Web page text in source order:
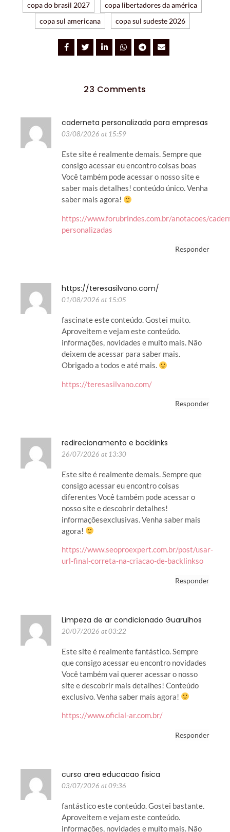
copa do brasil 2027
copa libertadores da américa
copa sul americana
copa sul sudeste 2026
23 Comments
caderneta personalizada para empresas
03/08/2026 at 15:59
Este site é realmente demais. Sempre que
consigo acessar eu encontro coisas boas
Você também pode acessar o nosso site e
saber mais detalhes! conteúdo único. Venha
saber mais agora!
https://www.forubrindes.com.br/anotacoes/
personalizadas
Responder
https://teresasilvano.com/
01/08/2026 at 15:05
fascinate este conteúdo. Gostei muito.
Aproveitem e vejam este conteúdo.
informações, novidades e muito mais. Não
deixem de acessar para saber mais.
Obrigado a todos e até mais.
https://teresasilvano.com/
Responder
redirecionamento e backlinks
26/07/2026 at 13:30
Este site é realmente demais. Sempre que
consigo acessar eu encontro coisas
diferentes Você também pode acessar o
nosso site e descobrir detalhes!
informaçõesexclusivas. Venha saber mais
agora!
https://www.seoproexpert.com.br/post/usar-
url-final-correta-na-criacao-de-backlinkso
Responder
Limpeza de ar condicionado Guarulhos
20/07/2026 at 03:22
Este site é realmente fantástico. Sempre
que consigo acessar eu encontro novidades
Você também vai querer acessar o nosso
site e descobrir mais detalhes! Conteúdo
exclusivo. Venha saber mais agora!
https://www.oficial-ar.com.br/
Responder
curso area educacao fisica
03/07/2026 at 09:36
fantástico este conteúdo. Gostei bastante.
Aproveitem e vejam este conteúdo.
informações, novidades e muito mais. Não